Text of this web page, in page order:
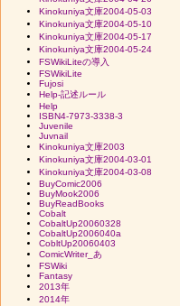
Kinokuniya文庫2004-05-03
Kinokuniya文庫2004-05-10
Kinokuniya文庫2004-05-17
Kinokuniya文庫2004-05-24
FSWikiLiteの導入
FSWikiLite
Fujosi
Help-記述ルール
Help
ISBN4-7973-3338-3
Juvenile
Juvnail
Kinokuniya文庫2003
Kinokuniya文庫2004-03-01
Kinokuniya文庫2004-03-08
BuyComic2006
BuyMook2006
BuyReadBooks
Cobalt
CobaltUp20060328
CobaltUp2006040a
CobltUp20060403
ComicWriter_あ
FSWiki
Fantasy
2013年
2014年